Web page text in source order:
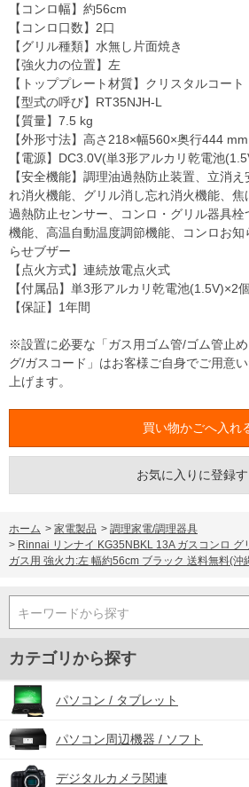
【コンロ幅】約56cm
【コンロ口数】2口
【グリル種類】水無し片面焼き
【強火力の位置】左
【トッププレート材質】クリスタルコート
【型式の呼び】RT35NJH-L
【質量】7.5 kg
【外形寸法】高さ218×幅560×奥行444 mm
【電源】DC3.0V(単3形アルカリ乾電池
【安全機能】調理油過熱防止装置、立消
れ消火機能、グリル消し忘れ消火機能、
過熱防止センサー、コンロ・グリル器具
機能、高温自動温度調節機能、コンロお
らせブザー
【点火方式】連続放電点火式
【付属品】単3形アルカリ乾電池(1.5V)×2
【保証】1年間
※設置に必要な「ガス用ゴム管/ゴム管止
グ/ガスコード」はお客様ご自身でご用意
上げます。
お気に入りに登録す
ホーム > 家電製品 > 調理家電/調理器具
> Rinnai リンナイ KG35NBKL 13A ガスコンロ グ
ガス用 強火力:左 幅約56cm ブラック 送料無料(沖
キーワードから探す
カテゴリから探す
パソコン / タブレット
パソコン周辺機器 / ソフト
デジタルカメラ関連